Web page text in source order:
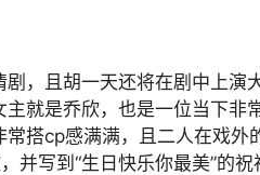
，且胡一天还将在剧中上演
就是乔欣，也是一位当下非
搭cp感满满，且二人在戏外
写到“生日快乐你最美”的祝